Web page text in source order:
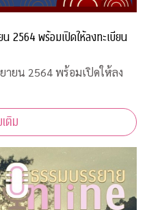
2564 พร้อมเปิดให้ลงทะเบียน
ายน 2564 พร้อมเปิดให้ลง
ติม